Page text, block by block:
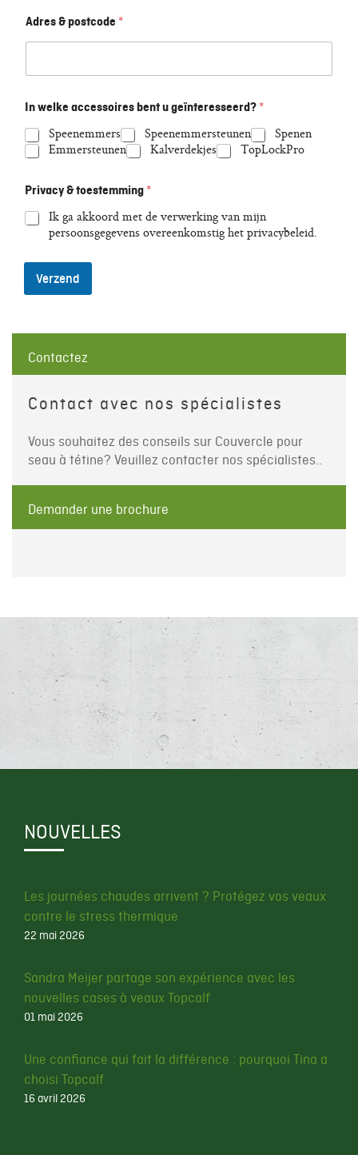
Adres & postcode *
In welke accessoires bent u geïnteresseerd? *
Speenemmers Speenemmersteunen
Spenen
Emmersteunen
Kalverdekjes TopLockPro
Privacy & toestemming *
Ik ga akkoord met de verwerking van mijn
persoonsgegevens overeenkomstig het privacybeleid.
Verzend
Contactez
Contact avec nos spécialistes
Vous souhaitez des conseils sur Couvercle pour
seau à tétine? Veuillez contacter nos spécialistes..
Demander une brochure
NOUVELLES
Les journées chaudes arrivent ? Protégez vos veaux
contre le stress thermique
22 mai 2026
Sandra Meijer partage son expérience avec les
nouvelles cases à veaux Topcalf
01 mai 2026
Une confiance qui fait la différence : pourquoi Tina a
choisi Topcalf
16 avril 2026